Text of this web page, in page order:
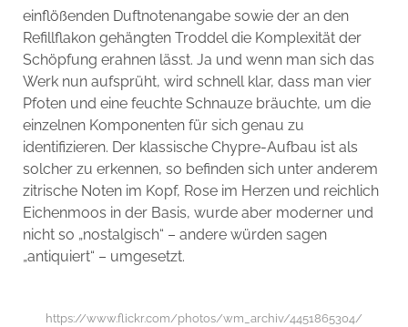
einflößenden Duftnotenangabe sowie der an den
Refillflakon gehängten Troddel die Komplexität der
Schöpfung erahnen lässt. Ja und wenn man sich das
Werk nun aufsprüht, wird schnell klar, dass man vier
Pfoten und eine feuchte Schnauze bräuchte, um die
einzelnen Komponenten für sich genau zu
identifizieren. Der klassische Chypre-Aufbau ist als
solcher zu erkennen, so befinden sich unter anderem
zitrische Noten im Kopf, Rose im Herzen und reichlich
Eichenmoos in der Basis, wurde aber moderner und
nicht so „nostalgisch“ – andere würden sagen
„antiquiert“ – umgesetzt.
https://www.flickr.com/photos/wm_archiv/4451865304/